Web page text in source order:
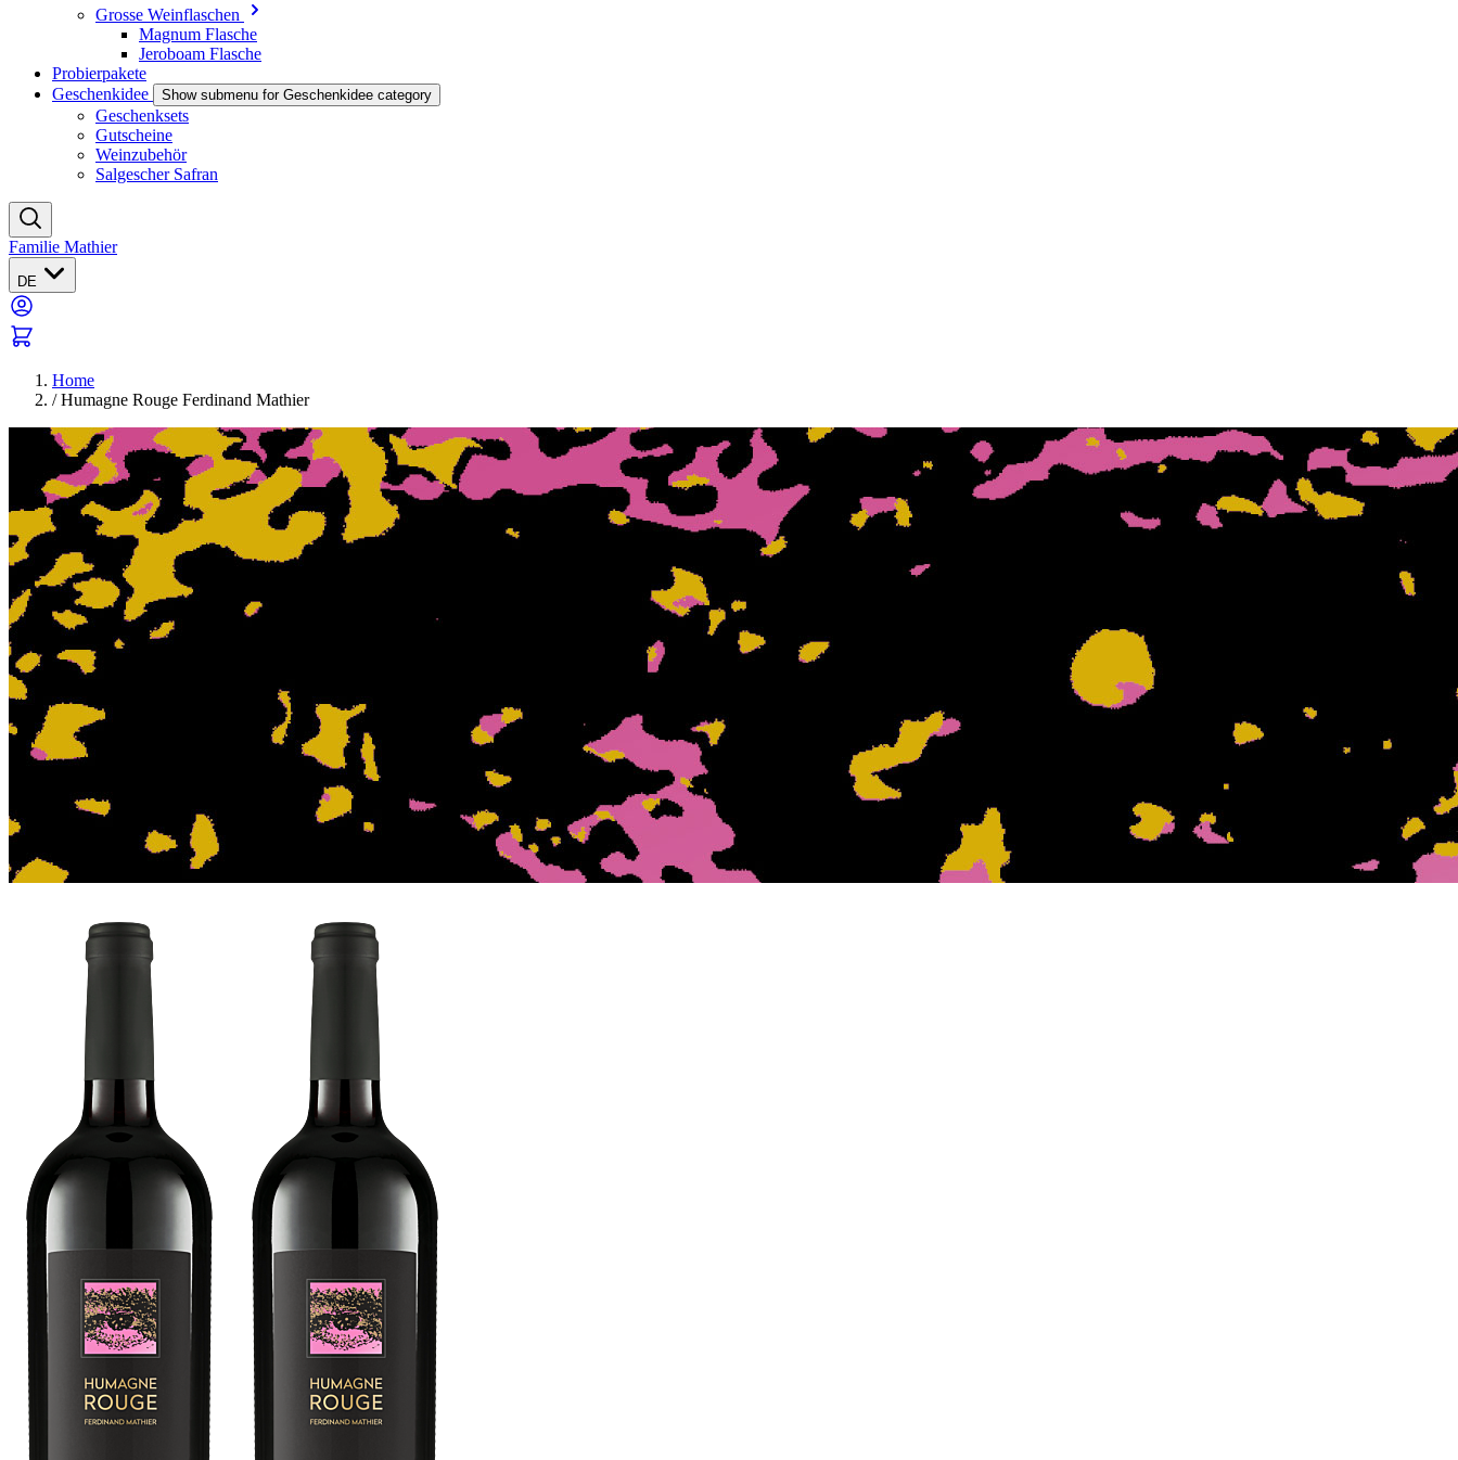
Grosse Weinflaschen
Magnum Flasche
Jeroboam Flasche
Probierpakete
Geschenkidee
Show submenu for Geschenkidee category
Geschenksets
Gutscheine
Weinzubehör
Salgescher Safran
Familie Mathier
DE
Home
/ Humagne Rouge Ferdinand Mathier